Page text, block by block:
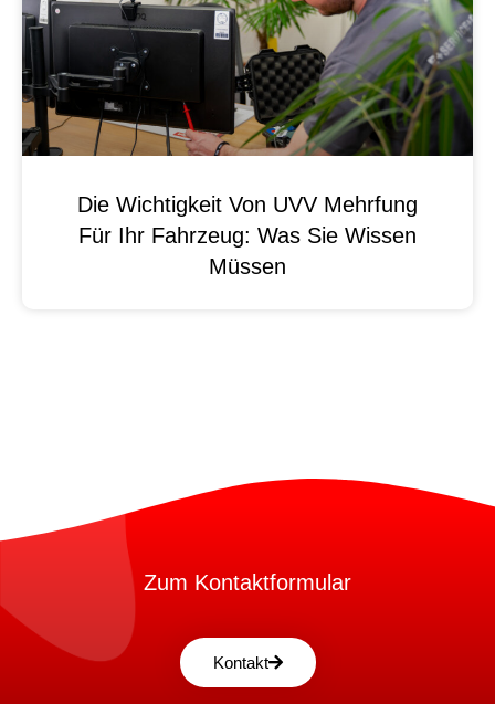
Die Wichtigkeit Von UVV Mehrfung
Für Ihr Fahrzeug: Was Sie Wissen
Müssen
Zum Kontaktformular
Kontakt